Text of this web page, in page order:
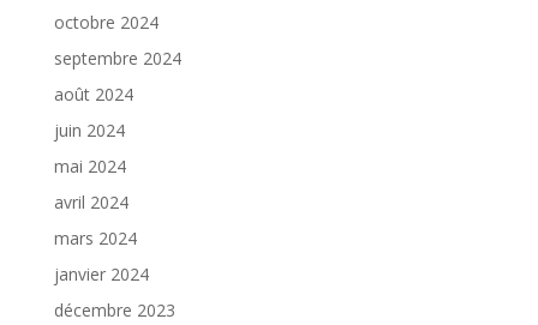
octobre 2024
septembre 2024
août 2024
juin 2024
mai 2024
avril 2024
mars 2024
janvier 2024
décembre 2023